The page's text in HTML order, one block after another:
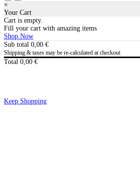
×
Your Cart
Cart is empty.
Fill your cart with amazing items
Shop Now
Sub total 0,00 €
Shipping & taxes may be re-calculated at checkout
Total 0,00 €
Keep Shopping